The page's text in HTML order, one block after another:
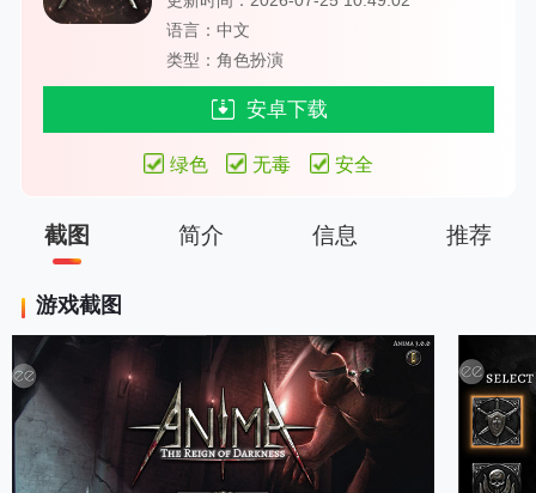
语言：中文
类型：角色扮演
安卓下载
绿色 无毒 安全
截图 简介 信息 推荐
游戏截图